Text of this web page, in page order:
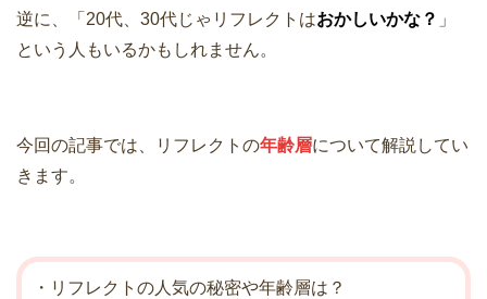
逆に、「20代、30代じゃリフレクトはおかしいかな？ 」
という人もいるかもしれません。
今回の記事では、リフレクトの年齢層について解説してい
きます。
・リフレクトの人気の秘密や年齢層は？